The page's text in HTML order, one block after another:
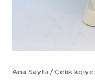
Ana Sayfa /Çelik kolye